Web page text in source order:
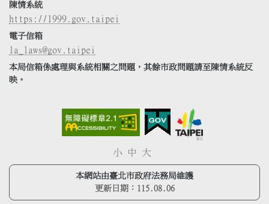
陳情系統
https://1999.gov.taipei
電子信箱
la_laws@gov.taipei
本局信箱係處理與系統相關之問題，其餘市政問題請至陳情系統反
映。
小 中 大
本網站由臺北市政府法務局維護
更新日期： 115.08.06